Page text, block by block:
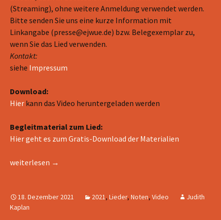
(Streaming), ohne weitere Anmeldung verwendet werden.
Bitte senden Sie uns eine kurze Information mit
Linkangabe (presse@ejwue.de) bzw. Belegexemplar zu,
wenn Sie das Lied verwenden.
Kontakt:
siehe Impressum
Download:
Hier kann das Video heruntergeladen werden
Begleitmaterial zum Lied:
Hier geht es zum Gratis-Download der Materialien
Du bist anders – Video
weiterlesen →
18. Dezember 2021 2021 , Lieder, Noten, Video
Judith
Kaplan